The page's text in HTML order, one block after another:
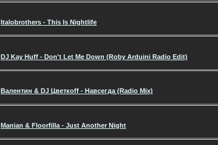
Italobrothers - This Is Nightlife
DJ Kay Huff - Don't Let Me Down (Roby Arduini Radio Edit)
Валентин & DJ Цветкоff - Навсегда (Radio Mix)
Manian & Floorfilla - Just Another Night